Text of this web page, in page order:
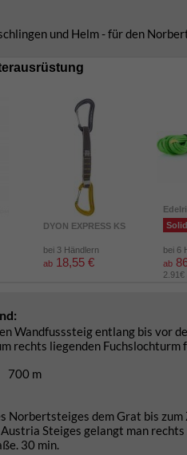
und Helm - für den
DYON EXPRESS KS
bei 3 Händlern
ab 18,55 €
bei 6
ab
2.91€
Wandfusssteig entlang bis vor
rechts liegenden Fuchslochturm
700 m
Norbertsteiges dem Grat bis
Austria Steiges gelangt man
30 min.